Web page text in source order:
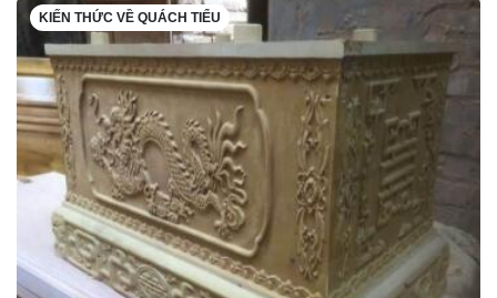
KIẾN THỨC VỀ QUÁCH TIỂU